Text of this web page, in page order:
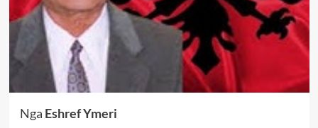
Nga Eshref Ymeri